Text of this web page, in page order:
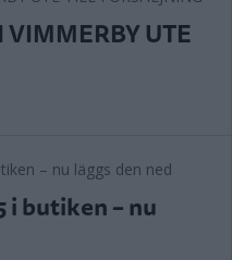
VIMMERBY UTE
butiken – nu